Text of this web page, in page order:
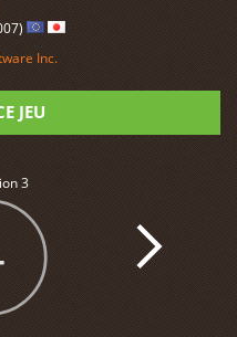
Inc.
JEU
3